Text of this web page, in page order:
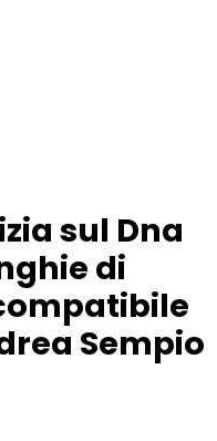
sul Dna
di
Sempio